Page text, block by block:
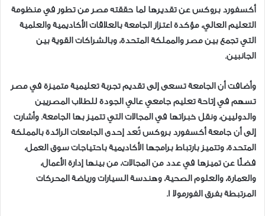
أكسفورد بروكس عن تقديرها لما حققته مصر من تطور في منظومة
التعليم العالي، مؤكدة اعتزاز الجامعة بالعلاقات الأكاديمية والعلمية
التي تجمع بين مصر والمملكة المتحدة، وبالشراكات القوية بين
الجانبين.
وأضافت أن الجامعة تسعى إلى تقديم تجربة تعليمية متميزة في مصر
تسهم في إتاحة تعليم جامعي عالي الجودة للطلاب المصريين
والدوليين، ونقل خبراتها في المجالات التي تتميز بها الجامعة. وأشارت
إلى أن جامعة أكسفورد بروكس تُعد إحدى الجامعات الرائدة بالمملكة
المتحدة، وتتميز بارتباط برامجها الأكاديمية باحتياجات سوق العمل،
فضلًا عن تميزها في عدد من المجالات، من بينها إدارة الأعمال،
والعمارة، والعلوم الصحية، وهندسة السيارات ورياضة المحركات
المرتبطة بفرق الفورمولا 1.